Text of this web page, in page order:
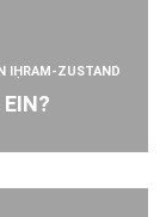
IḤRAM-ZUSTAND